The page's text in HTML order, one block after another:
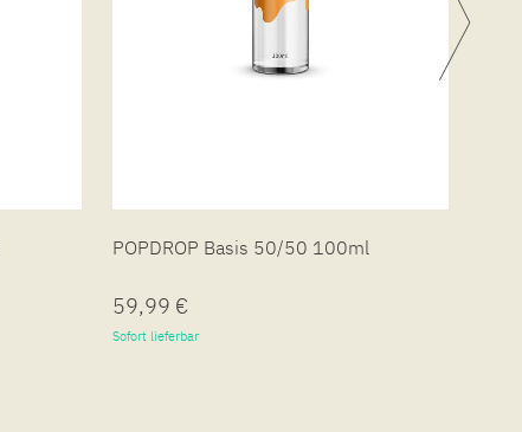
POPDROP Basis 50/50 100ml
59,99 €
Sofort lieferbar